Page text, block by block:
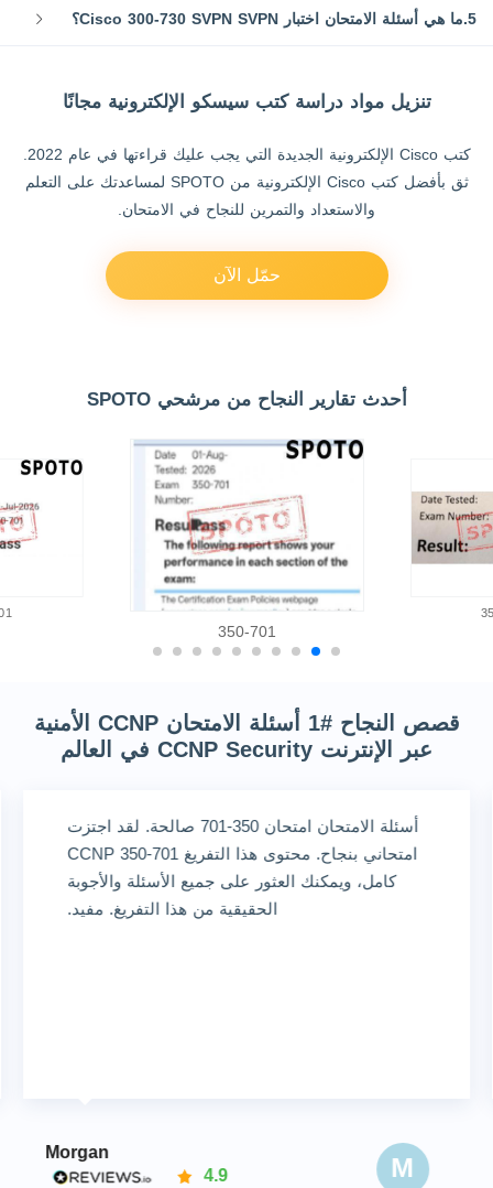
5.ما هي أسئلة الامتحان اختبار Cisco 300-730 SVPN SVPN؟
تنزيل مواد دراسة كتب سيسكو الإلكترونية مجانًا
ثق بأفضل كتب Cisco الإلكترونية من SPOTO لمساعدتك على التعلم
والاستعداد والتمرين للنجاح في الامتحان.
حمّل الآن
أحدث تقارير النجاح من مرشحي SPOTO
350-701
قصص النجاح #1 أسئلة الامتحان CCNP الأمنية
عبر الإنترنت CCNP Security في العالم
أسئلة الامتحان امتحان 350-701 صالحة. لقد اجتزت
امتحاني بنجاح. محتوى هذا التفريغ CCNP 350-701
كامل، ويمكنك العثور على جميع الأسئلة والأجوبة
الحقيقية من هذا التفريغ. مفيد.
M
Morgan
4.9